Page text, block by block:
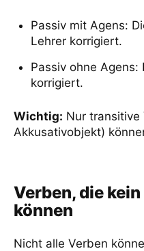
Passiv mit Agens:
Lehrer korrigiert.
Passiv ohne Agens:
korrigiert.
Wichtig: Nur transitive
Akkusativobjekt)
Verben, die
können
Nicht alle Verben